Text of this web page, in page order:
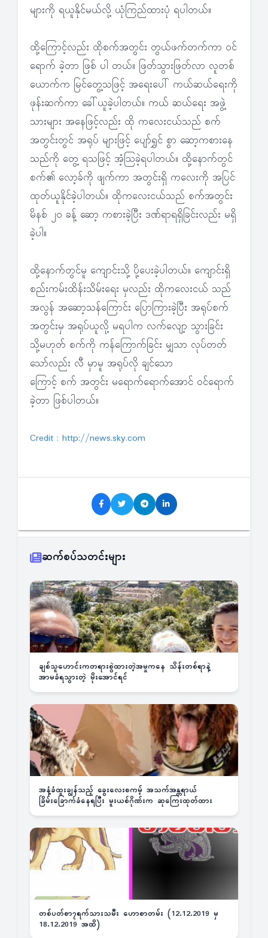
များကို ရယူနိုင်မယ်လို့ ယုံကြည်ထားပုံ ရပါတယ်။
ထို့ကြောင့်လည်း ထိုစက်အတွင်း တွယ်ဖက်တက်ကာ ဝင်
ရောက် ခဲ့တာ ဖြစ် ပါ တယ်။ ဖြတ်သွားဖြတ်လာ လူတစ်
ယောက်က မြင်တွေ့သဖြင့် အရေးပေါ် ကယ်ဆယ်ရေးကို
ဖုန်းဆက်ကာ ခေါ်ယူခဲ့ပါတယ်။ ကယ် ဆယ်ရေး အဖွဲ့
သားများ အနေဖြင့်လည်း ထို ကလေးငယ်သည် စက်
အတွင်းတွင် အရုပ် များဖြင့် ပျော်ရွှင် စွာ ဆော့ကစားနေ
သည်ကို တွေ့ ရသဖြင့် အံ့သြခဲ့ရပါတယ်။ ထို့နောက်တွင်
စက်၏ လော့ခ်ကို ဖျက်ကာ အတွင်းရှိ ကလေးကို အပြင်
ထုတ်ယူနိုင်ခဲ့ပါတယ်။ ထိုကလေးငယ်သည် စက်အတွင်း
မိနစ် ၂၀ ခန့် ဆော့ ကစားခဲ့ပြီး ဒဏ်ရာရရှိခြင်းလည်း မရှိ
ခဲ့ပါ။
ထို့နောက်တွင်မူ ကျောင်းသို့ ပို့ပေးခဲ့ပါတယ်။ ကျောင်းရှိ
စည်းကမ်းထိန်းသိမ်းရေး မှလည်း ထိုကလေးငယ် သည်
အလွန် အဆော့သန်ကြောင်း ပြောကြားခဲ့ပြီး အရုပ်စက်
အတွင်းမှ အရုပ်ယူလို့ မရပါက လက်လျော့ သွားခြင်း
သို့မဟုတ် စက်ကို ကန်ကြောက်ခြင်း မျှသာ လုပ်တတ်
သော်လည်း လီ မှာမူ အရုပ်လို ချင်သော
ကြောင့် စက် အတွင်း မရောက်ရောက်အောင် ဝင်ရောက်
ခဲ့တာ ဖြစ်ပါတယ်။
Credit : http://news.sky.com
ဆက်စပ်သတင်းများ
ချစ်သူဟောင်းကတရားစွဲထားတဲ့အမှုကနေ သိန်းတစ်ရာနဲ့
အာမခံရသွားတဲ့ မိုးအောင်ရင်
အနံ့ခံထူးချွန်သည့် ခွေးလေးစကမ့် အသက်အန္တရာယ်
ခြိမ်းခြောက်ခံနေရပြီး မူးယစ်ဂိုဏ်းက ဆုကြေးထုတ်ထား
တစ်ပတ်စာ၇ရက်သားသမီး ဟောစာတမ်း (12.12.2019 မှ
18.12.2019 အထိ)